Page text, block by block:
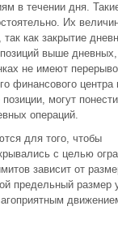
в течении дня.
Их
как закрытие
выше дневных,
не имеют
финансового центра
могут понести
операций.
для того, чтобы
с целью
зависит от
предельный размер